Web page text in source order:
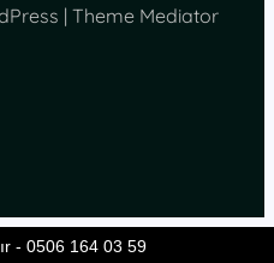
| Theme Mediator
- 0506 164 03 59